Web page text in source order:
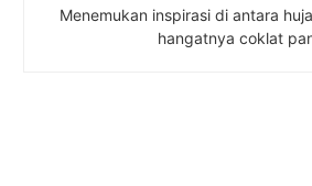
Menemukan inspirasi di antara
hangatnya coklat